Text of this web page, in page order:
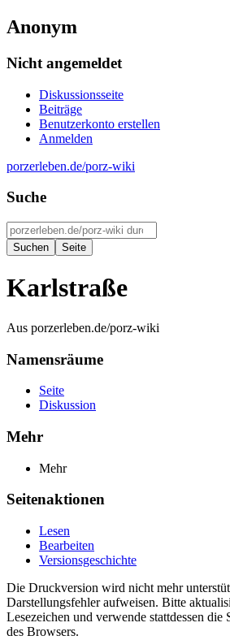
Anonym
Nicht angemeldet
Diskussionsseite
Beiträge
Benutzerkonto erstellen
Anmelden
porzerleben.de/porz-wiki
Suche
Karlstraße
Aus porzerleben.de/porz-wiki
Namensräume
Seite
Diskussion
Mehr
Mehr
Seitenaktionen
Lesen
Bearbeiten
Versionsgeschichte
Die Druckversion wird nicht mehr
Darstellungsfehler aufweisen. Bitte
Lesezeichen und verwende stattdessen
des Browsers.